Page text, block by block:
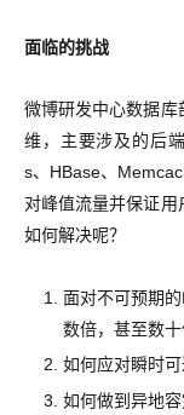
面临的挑战
微博研发中心数据库
维，主要涉及的后
s、HBase、
对峰值流量并保证
如何解决呢？
面对不可预期
数倍，甚至数十
如何应对瞬时可
如何做到异地容